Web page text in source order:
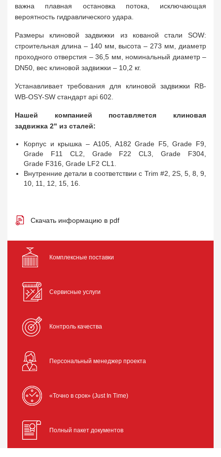
важна плавная остановка потока, исключающая
вероятность гидравлического удара.
Размеры клиновой задвижки из кованой стали SOW:
строительная длина – 140 мм, высота – 273 мм, диаметр
проходного отверстия – 36,5 мм, номинальный диаметр –
DN50, вес клиновой задвижки – 10,2 кг.
Устанавливает требования для клиновой задвижки RB-
WB-OSY-SW стандарт api 602.
Нашей компанией поставляется клиновая
задвижка 2" из сталей:
Корпус и крышка – A105, A182 Grade F5, Grade F9,
Grade F11 CL2, Grade F22 CL3, Grade F304,
Grade F316, Grade LF2 CL1.
Внутренние детали в соответствии с Trim #2, 2S, 5, 8, 9,
10, 11, 12, 15, 16.
Скачать информацию в pdf
Комплексные поставки
Сервисные услуги
Контроль качества
Персональный менеджер проекта
«Точно в срок» (Just In Time)
Полный пакет документов